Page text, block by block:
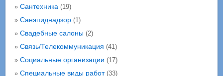
» Сантехника(19)
» Санэпиднадзор(1)
» Свадебные салоны(2)
» Связь/Телекоммуникация (41)
» Социальные организации (17)
» Специальные виды работ(33)